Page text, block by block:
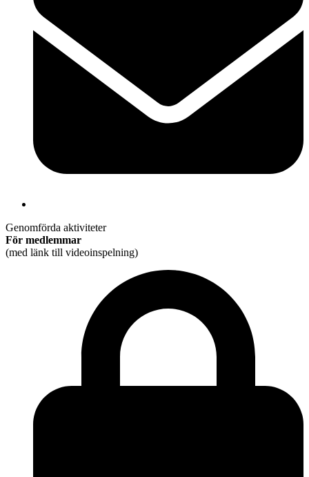
Genomförda aktiviteter
För medlemmar
(med länk till videoinspelning)